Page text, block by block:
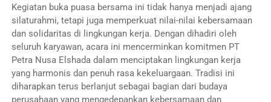
Kegiatan buka puasa bersama ini tidak hanya menjadi ajang
silaturahmi, tetapi juga memperkuat nilai-nilai kebersamaan
dan solidaritas di lingkungan kerja. Dengan dihadiri oleh
seluruh karyawan, acara ini mencerminkan komitmen PT
Petra Nusa Elshada dalam menciptakan lingkungan kerja
yang harmonis dan penuh rasa kekeluargaan. Tradisi ini
diharapkan terus berlanjut sebagai bagian dari budaya
perusahaan yang mengedepankan kebersamaan dan